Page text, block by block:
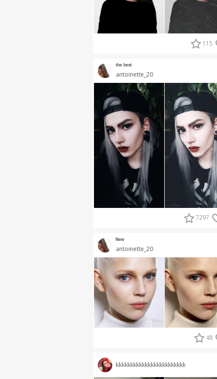
115
antoinette_20
ᵗʰᵉ ᵇᵉˢᵗ
7297
antoinette_20
ᴺᵉʷ
48
kkkkkkkkkkkkkkkkkkkkkkkk